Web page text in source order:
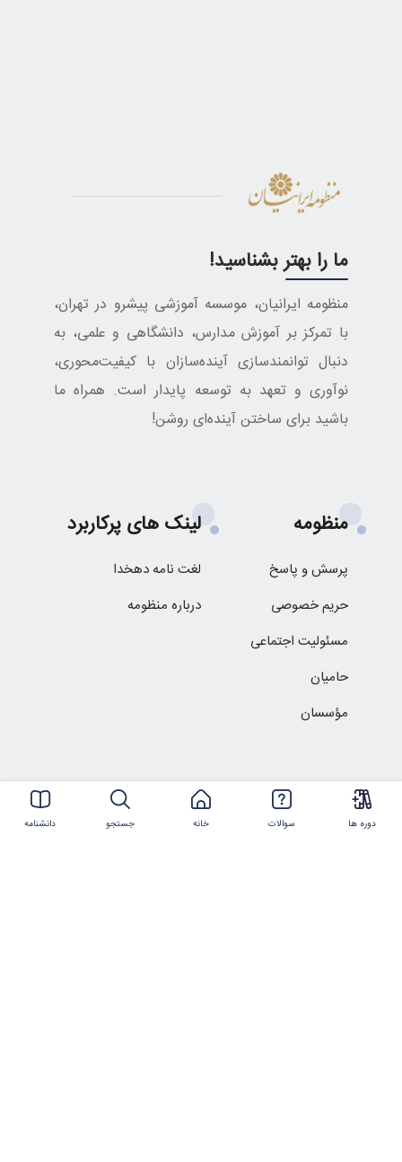
دوره ها سوالات خانه جستجو دانشنامه
ما را بهتر بشناسید!
منظومه ایرانیان، موسسه آموزشی پیشرو در تهران،
با تمرکز بر آموزش مدارس، دانشگاهی و علمی، به
دنبال توانمندسازی آینده‌سازان با کیفیت‌محوری،
نوآوری و تعهد به توسعه پایدار است. همراه ما
باشید برای ساختن آینده‌ای روشن!
منظومه
پرسش و پاسخ
حریم خصوصی
مسئولیت اجتماعی
حامیان
مؤسسان
لینک های پرکاربرد
لغت نامه دهخدا
درباره منظومه
ارتباط با ما